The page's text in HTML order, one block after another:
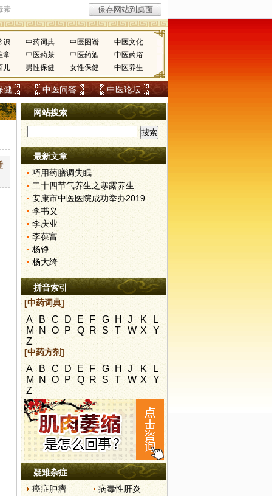
识 中药词典 中医图谱
中医文化
拿
中医药茶 中医药酒
中医药浴
儿
男性保健 女性保健 中医养生
健 中医问答 中医论坛
网站搜索
最新文章
巧用药膳调失眠
二十四节气养生之寒露养生
安康市中医医院成功举办2019年全省中医医院医学检验质量控制培训班
李书义
李庆业
李葆富
杨铮
杨大绮
拼音索引
[中药词典]
A B C D E F G H J K
L
M N O P Q R S T W X
Y
Z
[中药方剂]
A B C D E F G H J K
L
M N O P Q R S T W X
Y
Z
疑难杂症
癌症肿瘤
病毒性肝炎